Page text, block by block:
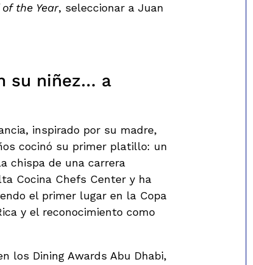
the Year, seleccionar a Juan
su niñez… a
inspirado por su madre,
cocinó su primer platillo: un
chispa de una carrera
Cocina Chefs Center y ha
el primer lugar en la Copa
y el reconocimiento como
los Dining Awards Abu Dhabi,